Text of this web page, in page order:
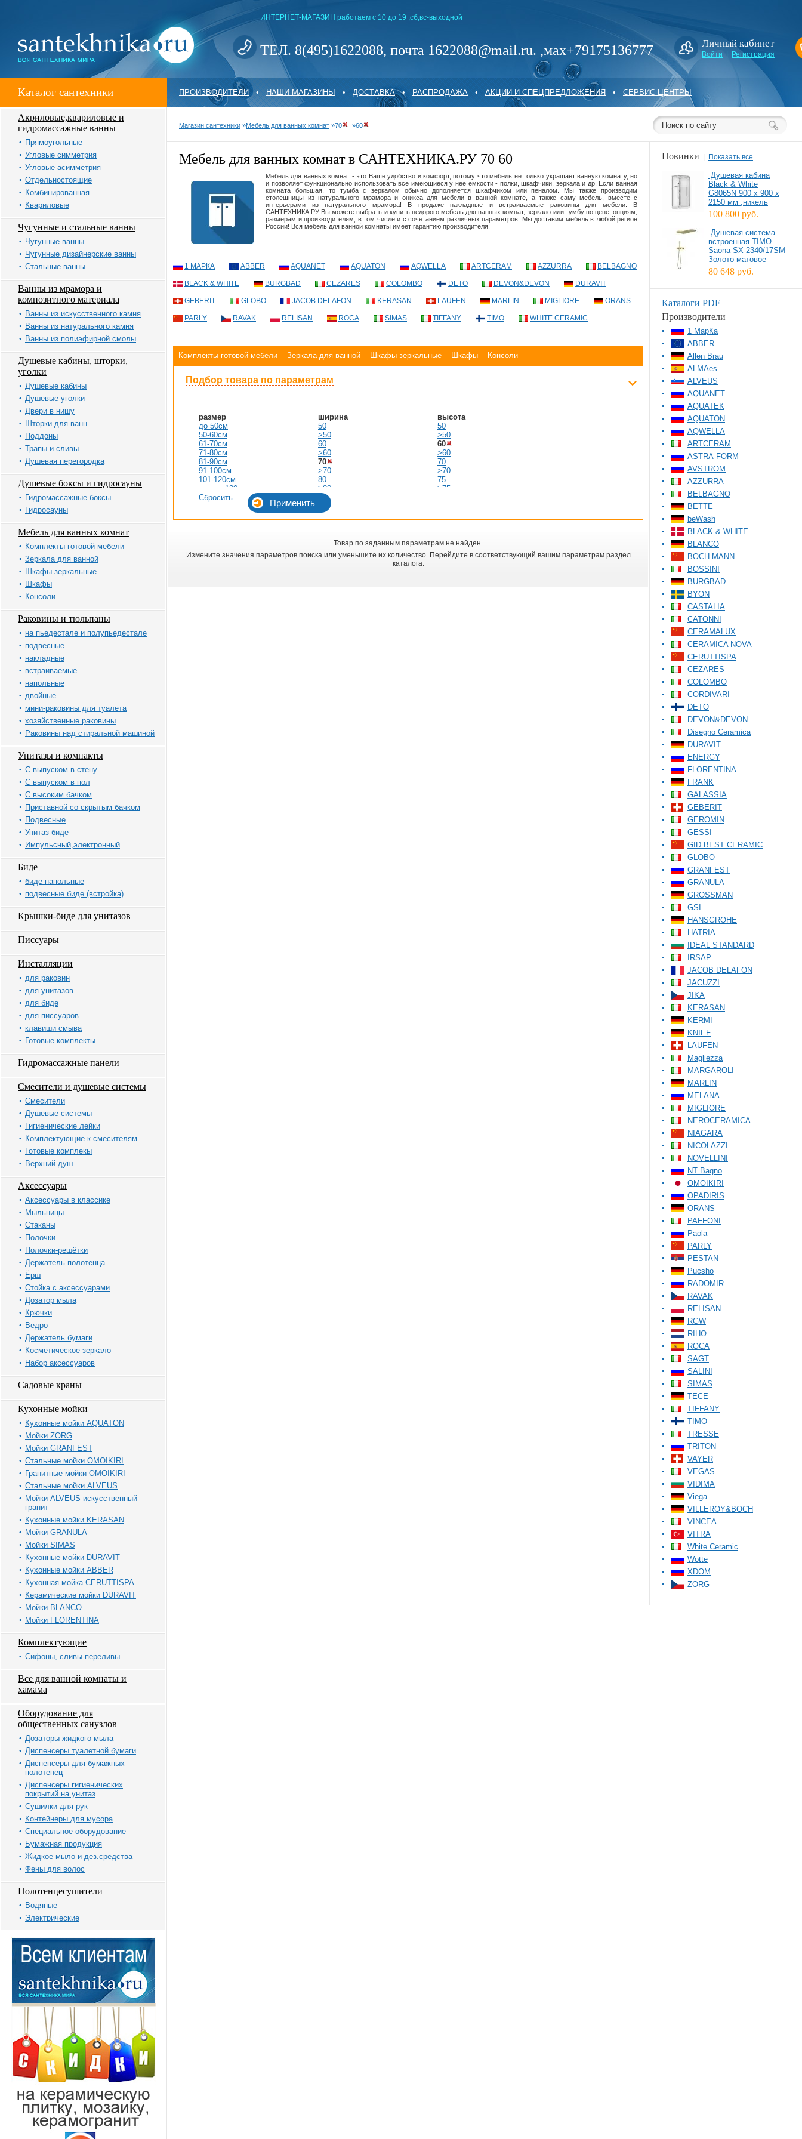
ИНТЕРНЕТ-МАГАЗИН работаем с 10 до 19 ,сб,вс-выходной
ТЕЛ. 8(495)1622088, почта 1622088@mail.ru. ,мах+79175136777 Личный кабинет
Войти Регистрация
Каталог сантехники ПРОИЗВОДИТЕЛИ • НАШИ МАГАЗИНЫ • ДОСТАВКА • РАСПРОДАЖА • АКЦИИ И СПЕЦПРЕДЛОЖЕНИЯ • СЕРВИС-ЦЕНТРЫ
Акриловые,квариловые и
гидромассажные ванны
Прямоугольные
Угловые симметрия
Угловые асимметрия
Отдельностоящие
Комбинированная
Квариловые
Чугунные и стальные ванны
Чугунные ванны
Чугунные дизайнерские ванны
Стальные ванны
Ванны из мрамора и
композитного материала
Ванны из искусственного камня
Ванны из натурального камня
Ванны из полиэфирной смолы
Душевые кабины, шторки,
уголки
Душевые кабины
Душевые уголки
Двери в нишу
Шторки для ванн
Поддоны
Трапы и сливы
Душевая перегородка
Душевые боксы и гидросауны
Гидромассажные боксы
Гидросауны
Мебель для ванных комнат
Комплекты готовой мебели
Зеркала для ванной
Шкафы зеркальные
Шкафы
Консоли
Раковины и тюльпаны
на пьедестале и полупьедестале
подвесные
накладные
встраиваемые
напольные
двойные
мини-раковины для туалета
хозяйственные раковины
Раковины над стиральной машиной
Унитазы и компакты
С выпуском в стену
С выпуском в пол
С высоким бачком
Приставной со скрытым бачком
Подвесные
Унитаз-биде
Импульсный,электронный
Биде
биде напольные
подвесные биде (встройка)
Крышки-биде для унитазов
Писсуары
Инсталляции
для раковин
для унитазов
для биде
для писсуаров
клавиши смыва
Готовые комплекты
Гидромассажные панели
Смесители и душевые системы
Смесители
Душевые системы
Гигиенические лейки
Комплектующие к смесителям
Готовые комплекы
Верхний душ
Аксессуары
Аксессуары в классике
Мыльницы
Стаканы
Полочки
Полочки-решётки
Держатель полотенца
Ёрш
Стойка с аксессуарами
Дозатор мыла
Крючки
Ведро
Держатель бумаги
Косметическое зеркало
Набор аксессуаров
Садовые краны
Кухонные мойки
Кухонные мойки AQUATON
Мойки ZORG
Мойки GRANFEST
Стальные мойки OMOIKIRI
Гранитные мойки OMOIKIRI
Стальные мойки ALVEUS
Мойки ALVEUS искусственный
гранит
Кухонные мойки KERASAN
Мойки GRANULA
Мойки SIMAS
Кухонные мойки DURAVIT
Кухонные мойки ABBER
Кухонная мойка CERUTTISPA
Керамические мойки DURAVIT
Мойки BLANCO
Мойки FLORENTINA
Комплектующие
Сифоны, сливы-переливы
Все для ванной комнаты и
хамама
Оборудование для
общественных санузлов
Дозаторы жидкого мыла
Диспенсеры туалетной бумаги
Диспенсеры для бумажных
полотенец
Диспенсеры гигиенических
покрытий на унитаз
Сушилки для рук
Контейнеры для мусора
Специальное оборудование
Бумажная продукция
Жидкое мыло и дез.средства
Фены для волос
Полотенцесушители
Водяные
Электрические
Магазин сантехники »Мебель для ванных комнат »70 »60
Мебель для ванных комнат в САНТЕХНИКА.РУ 70 60
Мебель для ванных комнат - это Ваше удобство и комфорт, потому что мебель не только украшает ванную комнату, но
и позволяет функционально использовать все имеющиеся у нее емкости - полки, шкафчики, зеркала и др. Если ванная
комната большая, то тумба с зеркалом обычно дополняется шкафчиком или пеналом. Мы также производим
столешницы из натурального мрамора и оникса для мебели в ванной комнате, а также саму мебель, вместе с
интерьерами из натурального мрамора! В продаже накладные и встраиваемые раковины для мебели. В
САНТЕХНИКА.РУ Вы можете выбрать и купить недорого мебель для ванных комнат, зеркало или тумбу по цене, опциям,
размерам и производителям, в том числе и с сочетанием различных параметров. Мы доставим мебель в любой регион
России! Вся мебель для ванной комнаты имеет гарантию производителя!
1 МАРКА ABBER AQUANET AQUATON AQWELLA ARTCERAM AZZURRA BELBAGNO
BLACK & WHITE BURGBAD CEZARES COLOMBO DETO DEVON&DEVON DURAVIT
GEBERIT GLOBO JACOB DELAFON KERASAN LAUFEN MARLIN MIGLIORE ORANS
PARLY RAVAK RELISAN ROCA SIMAS TIFFANY TIMO WHITE CERAMIC
Комплекты готовой мебели Зеркала для ванной Шкафы зеркальные Шкафы Консоли
Подбор товара по параметрам
размер
до 50см
50-60см
61-70см
71-80см
81-90см
91-100см
101-120см
свыше 120см
ширина
50
>50
60
>60
70
>70
80
>80
90
>90
100
>110
120
>120
высота
50
>50
60
>60
70
>70
75
>75
100
>100
Сбросить
Товар по заданным параметрам не найден.
Измените значения параметров поиска или уменьшите их количество. Перейдите в соответствующий вашим параметрам раздел
каталога.
Новинки Показать все
Душевая кабина
Black & White
G8065N 900 х 900 х
2150 мм ,никель
100 800 руб.
Душевая система
встроенная TIMO
Saona SX-2340/17SM
Золото матовое
80 648 руб.
Каталоги PDF
Производители
1 МарКа
ABBER
Allen Brau
ALMAes
ALVEUS
AQUANET
AQUATEK
AQUATON
AQWELLA
ARTCERAM
ASTRA-FORM
AVSTROM
AZZURRA
BELBAGNO
BETTE
beWash
BLACK & WHITE
BLANCO
BOCH MANN
BOSSINI
BURGBAD
BYON
CASTALIA
CATONNI
CERAMALUX
CERAMICA NOVA
CERUTTISPA
CEZARES
COLOMBO
CORDIVARI
DETO
DEVON&DEVON
Disegno Ceramica
DURAVIT
ENERGY
FLORENTINA
FRANK
GALASSIA
GEBERIT
GEROMIN
GESSI
GID BEST CERAMIC
GLOBO
GRANFEST
GRANULA
GROSSMAN
GSI
HANSGROHE
HATRIA
IDEAL STANDARD
IRSAP
JACOB DELAFON
JACUZZI
JIKA
KERASAN
KERMI
KNIEF
LAUFEN
Magliezza
MARGAROLI
MARLIN
MELANA
MIGLIORE
NEROCERAMICA
NIAGARA
NICOLAZZI
NOVELLINI
NT Bagno
OMOIKIRI
OPADIRIS
ORANS
PAFFONI
Paola
PARLY
PESTAN
Pucsho
RADOMIR
RAVAK
RELISAN
RGW
RIHO
ROCA
SAGT
SALINI
SIMAS
TECE
TIFFANY
TIMO
TRESSE
TRITON
VAYER
VEGAS
VIDIMA
Viega
VILLEROY&BOCH
VINCEA
VITRA
White Ceramic
Wottē
XDOM
ZORG